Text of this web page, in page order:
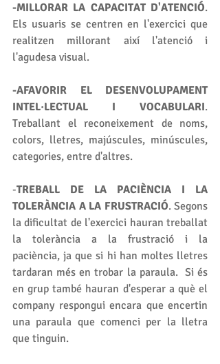
-MILLORAR LA CAPACITAT D'ATENCIÓ.
Els usuaris se centren en l'exercici que
realitzen millorant així l'atenció i
l'agudesa visual.
-AFAVORIR EL DESENVOLUPAMENT
INTEL·LECTUAL I VOCABULARI.
Treballant el reconeixement de noms,
colors, lletres, majúscules, minúscules,
categories, entre d'altres.
-TREBALL DE LA PACIÈNCIA I LA
TOLERÀNCIA A LA FRUSTRACIÓ. Segons
la dificultat de l'exercici hauran treballat
la tolerància a la frustració i la
paciència, ja que si hi han moltes lletres
tardaran més en trobar la paraula.  Si és
en grup també hauran d'esperar a què el
company respongui encara que encertin
una paraula que comenci per la lletra
que tinguin.